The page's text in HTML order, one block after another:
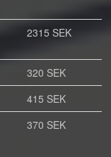
2315 SEK
320 SEK
415 SEK
370 SEK